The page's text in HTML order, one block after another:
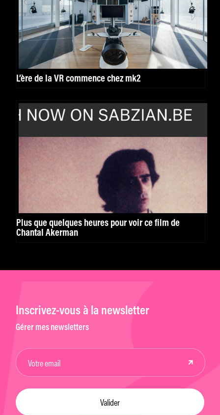
L’ère de la VR commence chez mk2
Plus que quelques heures pour voir ce film de
Chantal Akerman
Inscrivez-vous à la newsletter
Gérer mes newsletters